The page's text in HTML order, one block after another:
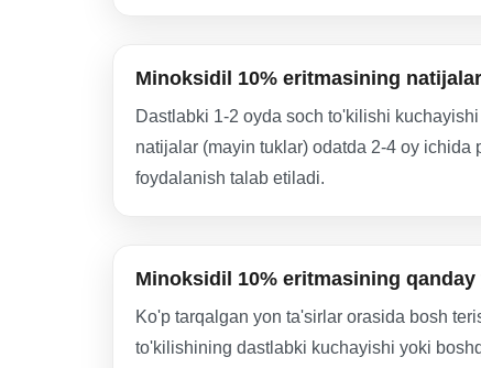
Minoksidil 10% eritmasining
Dastlabki 1-2 oyda soch to'kilishi
natijalar (mayin tuklar) odatda 2-4 oy
foydalanish talab etiladi.
Minoksidil 10% eritmasining
Ko'p tarqalgan yon ta'sirlar orasida bosh
to'kilishining dastlabki kuchayishi yoki